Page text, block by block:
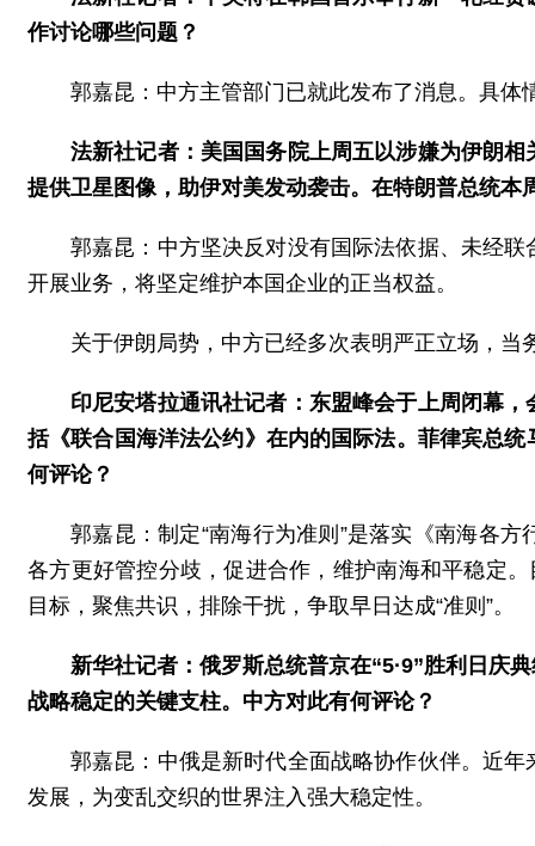
作讨论哪些问题？
郭嘉昆：中方主管部门已就此发布了消息。具体
法新社记者：美国国务院上周五以涉嫌为伊朗
提供卫星图像，助伊对美发动袭击。在特朗普总统
郭嘉昆：中方坚决反对没有国际法依据、未经
开展业务，将坚定维护本国企业的正当权益。
关于伊朗局势，中方已经多次表明严正立场，
印尼安塔拉通讯社记者：东盟峰会于上周闭幕
括《联合国海洋法公约》在内的国际法。菲律宾总
何评论？
郭嘉昆：制定“南海行为准则”是落实《南海各
各方更好管控分歧，促进合作，维护南海和平稳定
目标，聚焦共识，排除干扰，争取早日达成“准则”。
新华社记者：俄罗斯总统普京在“5·9”胜利日庆
战略稳定的关键支柱。中方对此有何评论？
郭嘉昆：中俄是新时代全面战略协作伙伴。近
发展，为变乱交织的世界注入强大稳定性。